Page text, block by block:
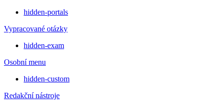
hidden-portals
Vypracované otázky
hidden-exam
Osobní menu
hidden-custom
Redakční nástroje